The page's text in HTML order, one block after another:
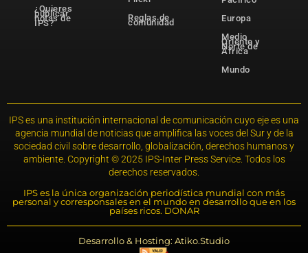
¿Quieres
publicar
notas de
IPS?
Reglas de
comunidad
Europa
Medio
Oriente y
Norte de
África
Mundo
IPS es una institución internacional de comunicación cuyo eje es una
agencia mundial de noticias que amplifica las voces del Sur y de la
sociedad civil sobre desarrollo, globalización, derechos humanos y
ambiente. Copyright © 2025 IPS-Inter Press Service. Todos los
derechos reservados.
IPS es la única organización periodística mundial con más
personal y corresponsales en el mundo en desarrollo que en los
países ricos. DONAR
Desarrollo & Hosting: Atiko.Studio